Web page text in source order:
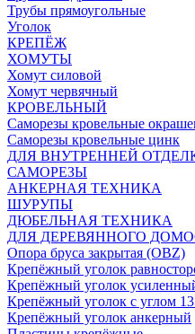
Трубы прямоугольные
Уголок
КРЕПЁЖ
ХОМУТЫ
Хомут силовой
Хомут червячный
КРОВЕЛЬНЫЙ
Саморезы кровельные
Саморезы кровельные цинк
ДЛЯ ВНУТРЕННЕЙ
САМОРЕЗЫ
АНКЕРНАЯ ТЕХНИКА
ШУРУПЫ
ДЮБЕЛЬНАЯ ТЕХНИКА
ДЛЯ ДЕРЕВЯННОГО
Опора бруса закрытая (OBZ)
Крепёжный уголок
Крепёжный уголок
Крепёжный уголок с углом
Крепёжный уголок анкерный